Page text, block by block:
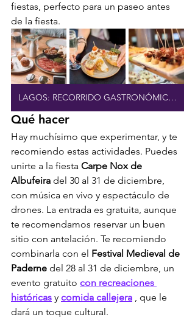
fiestas, perfecto para un paseo antes
de la fiesta.
LAGOS: RECORRIDO GASTRONÓMICO GUIADO
Qué hacer
Hay muchísimo que experimentar, y te
recomiendo estas actividades. Puedes
unirte a la fiesta Carpe Nox de
Albufeira del 30 al 31 de diciembre,
con música en vivo y espectáculo de
drones. La entrada es gratuita, aunque
te recomendamos reservar un buen
sitio con antelación. Te recomiendo
combinarla con el Festival Medieval de
Paderne del 28 al 31 de diciembre, un
evento gratuito con recreaciones
históricas y comida callejera , que le
dará un toque cultural.